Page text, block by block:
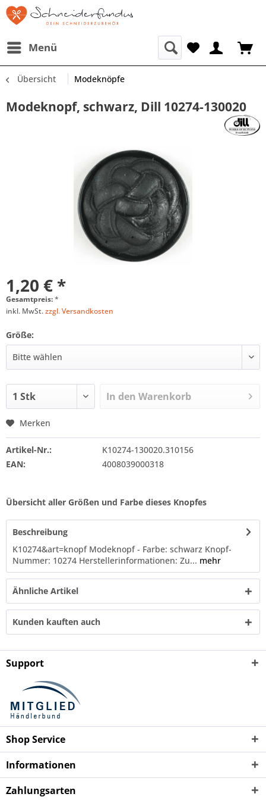
Menü
Übersicht Modeknöpfe
Modeknopf, schwarz, Dill 10274-130020
1,20 € *
Gesamtpreis:*
inkl. MwSt.zzgl. Versandkosten
Größe:
In den Warenkorb
Merken
Artikel-Nr.:
K10274-130020.310156
EAN:
4008039000318
Übersicht aller Größen und Farbe dieses Knopfes
Beschreibung
K10274&art=knopf Modeknopf - Farbe: schwarz Knopf-
Nummer: 10274 Herstellerinformationen: Zu... mehr
Ähnliche Artikel
Kunden kauften auch
Support
Shop Service
Informationen
Zahlungsarten